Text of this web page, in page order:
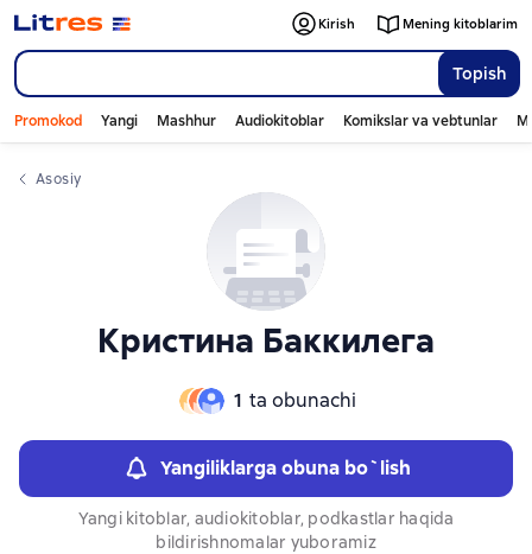
Topish
Kirish Mening kitoblarim
Promokod Yangi Mashhur Audiokitoblar Komikslar va vebtunlar
Asosiy
Кристина Баккилега
1 ta obunachi
Yangiliklarga obuna bo`lish
Yangi kitoblar, audiokitoblar, podkastlar haqida
bildirishnomalar yuboramiz
Слайдер с книгами
Слайдер с книгами